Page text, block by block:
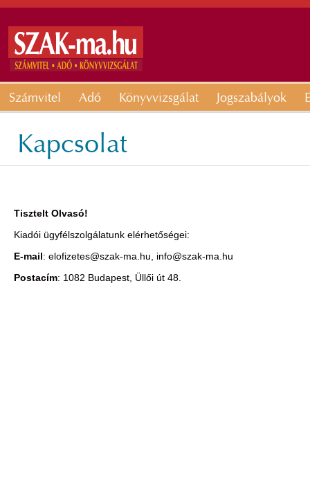
Számvitel Adó Könyvvizsgálat Jogszabályok
Kapcsolat
Tisztelt Olvasó!
Kiadói ügyfélszolgálatunk elérhetőségei:
E-mail: elofizetes@szak-ma.hu,
info@szak-ma.hu
Postacím: 1082 Budapest, Üllői út 48.